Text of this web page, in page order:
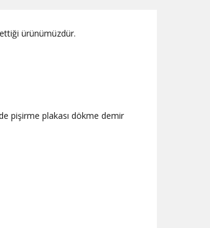
ürünümüzdür.
pişirme plakası dökme demir